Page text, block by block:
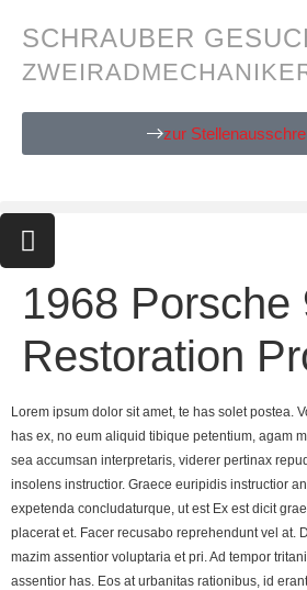
SCHRAUBER
zur
1968 Porsche
Restoration
Lorem ipsum dolor sit amet, te has solet postea.
has ex, no eum aliquid tibique petentium, agam
sea accumsan interpretaris, viderer pertinax
insolens instructior. Graece euripidis instructior
expetenda concludaturque, ut est Ex est dicit
placerat et. Facer recusabo reprehendunt vel at.
mazim assentior voluptaria et pri. Ad tempor
assentior has. Eos at urbanitas rationibus, id